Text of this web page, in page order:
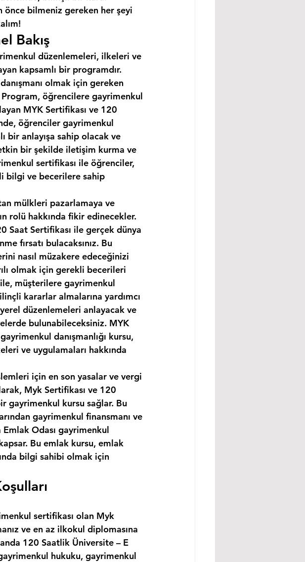
önce bilmeniz gereken her şeyi
Bakış
düzenlemeleri, ilkeleri ve
kapsamlı bir programdır.
olmak için gereken
öğrencilere gayrimenkul
MYK Sertifikası ve 120
öğrenciler gayrimenkul
bir anlayışa sahip olacak ve
bir şekilde iletişim kurma ve
sertifikası ile öğrenciler,
bilgi ve becerilere sahip
mülkleri pazarlamaya ve
rolü hakkında fikir edinecekler.
Saat Sertifikası ile gerçek dünya
fırsatı bulacaksınız. Bu
nasıl müzakere edeceğinizi
olmak için gerekli becerileri
müşterilere gayrimenkul
kararlar almalarına yardımcı
düzenlemeleri anlayacak ve
bulunabileceksiniz. MYK
danışmanlığı kursu,
ve uygulamaları hakkında
için en son yasalar ve vergi
Myk Sertifikası ve 120
gayrimenkul kursu sağlar. Bu
gayrimenkul finansmanı ve
Emlak Odası gayrimenkul
Bu emlak kursu, emlak
bilgi sahibi olmak için
sertifikası olan Myk
ve en az ilkokul diplomasına
120 Saatlik Üniversite – E
hukuku, gayrimenkul